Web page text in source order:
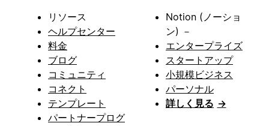
リソース
ヘルプセンター
料金
ブログ
コミュニティ
コネクト
テンプレート
パートナープログ
Notion (ノーショ
ン) －
エンタープライズ
スタートアップ
小規模ビジネス
パーソナル
詳しく見る →